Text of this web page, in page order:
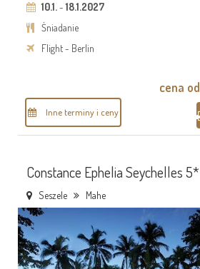
10.1.-18.1.2027
Śniadanie
Flight - Berlin
Inne terminy i ceny
cena od
Constance Ephelia Seychelles 5*
Seszele Mahe